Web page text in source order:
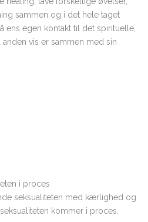
sammen og i det hele taget
ens egen kontakt til det spirituelle,
vis er sammen med sin
i proces
seksualiteten med kærlighed og
kommer i proces.